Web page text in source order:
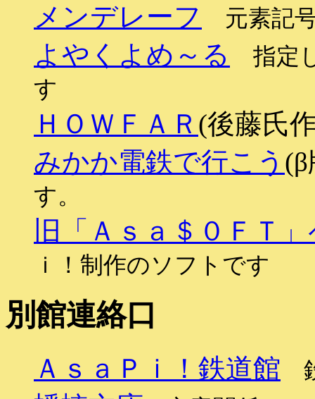
メンデレーフ 元素記
よやくよめ～る
指定
す
ＨＯＷＦＡＲ (後藤氏
みかか電鉄で行こう
す。
旧「Ａｓａ＄０ＦＴ
ｉ！制作のソフトです
別館連絡口
ＡｓａＰｉ！鉄道館